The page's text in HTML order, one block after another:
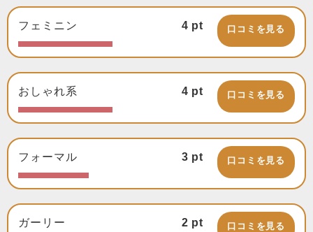
フェミニン 4 pt 口コミを見る
おしゃれ系 4 pt 口コミを見る
フォーマル 3 pt 口コミを見る
ガーリー 2 pt 口コミを見る